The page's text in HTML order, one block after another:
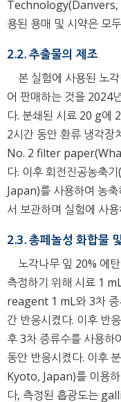
Technology(Danvers,
용된 용매 및 시약은 모
2.2. 추출물의 제조
본 실험에 사용된 노
어 판매하는 것을 2024
다. 분쇄된 시료 20 g에
2시간 동안 환류 냉각장
No. 2 filter
다. 이후 회전진공농축
Japan)를 사용하여 농
서 보관하며 실험에 사
2.3. 총페놀성 화합물
노각나무 잎 20% 에
측정하기 위해 시료 1
reagent 1 mL와 3차 증
간 반응시켰다. 이후 반
후 3차 증류수를 사용
동안 반응시켰다. 이후
Kyoto, Japan)를 이용
다, 측정된 흡광도는